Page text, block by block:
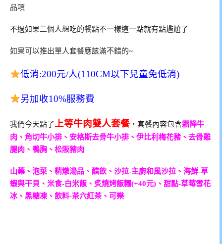
品項
不過如果二個人想吃的餐點不一樣這一點就有點尷尬了
如果可以推出單人套餐應該滿不錯的~
低消:200元/人(110CM以下兒童免低消)
另加收10%服務費
我們今天點了上等牛肉雙人套餐 ，套餐內容包含霜降牛
肉、角切牛小排、安格斯去骨牛小排、伊比利梅花豬、去骨雞
腿肉、鴨胸、松阪豬肉
山藥、泡菜、精燉湯品、醋飲、沙拉-主廚和風沙拉、海鮮-草
蝦與干貝、米食-白米飯、炙燒烤飯糰(+40元)、甜點-草莓雪花
冰、黑糖凍、飲料-茶六紅茶、可樂